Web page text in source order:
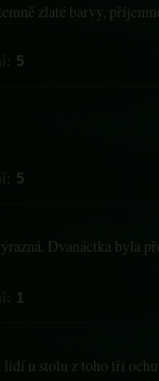
zlaté barvy,
5
5
Dvanáctka byla
1
lidí u stolu z toho tři